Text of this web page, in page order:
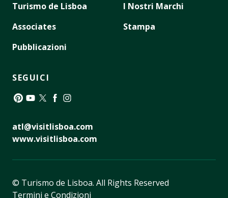
Turismo de Lisboa
Associates
Pubblicazioni
I Nostri Marchi
Stampa
SEGUICI
atl@visitlisboa.com
www.visitlisboa.com
© Turismo de Lisboa. All Rights Reserved
Termini e Condizioni